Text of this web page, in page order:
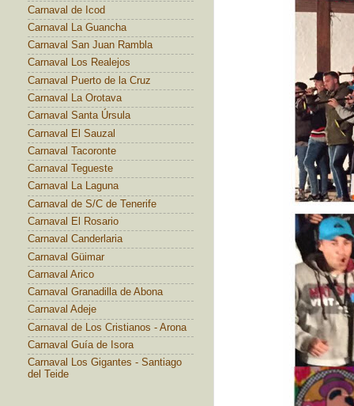
Carnaval de Icod
Carnaval La Guancha
Carnaval San Juan Rambla
Carnaval Los Realejos
Carnaval Puerto de la Cruz
Carnaval La Orotava
Carnaval Santa Úrsula
Carnaval El Sauzal
Carnaval Tacoronte
Carnaval Tegueste
Carnaval La Laguna
Carnaval de S/C de Tenerife
Carnaval El Rosario
Carnaval Canderlaria
Carnaval Güimar
Carnaval Arico
Carnaval Granadilla de Abona
Carnaval Adeje
Carnaval de Los Cristianos - Arona
Carnaval Guía de Isora
Carnaval Los Gigantes - Santiago
del Teide